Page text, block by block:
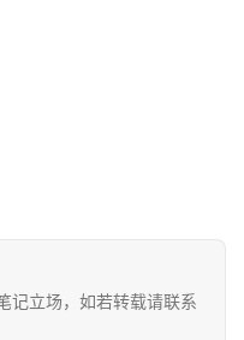
记立场，如若转载请联系